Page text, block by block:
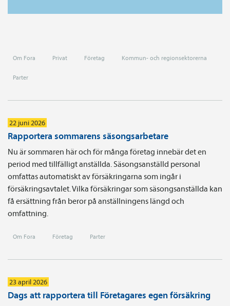
Om Fora Privat Företag Kommun- och regionsektorerna
Parter
22 juni 2026
Rapportera sommarens säsongsarbetare
Nu är sommaren här och för många företag innebär det en
period med tillfälligt anställda. Säsongsanställd personal
omfattas automatiskt av försäkringarna som ingår i
försäkringsavtalet. Vilka försäkringar som säsongsanställda kan
få ersättning från beror på anställningens längd och
omfattning.
Om Fora Företag Parter
23 april 2026
Dags att rapportera till Företagares egen försäkring